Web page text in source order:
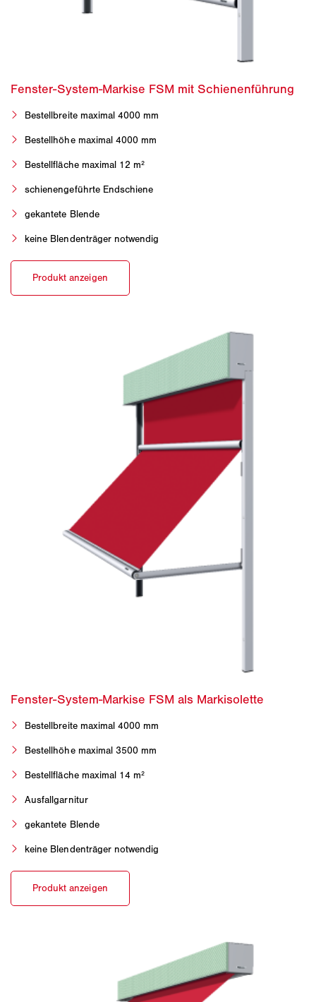
Bestellbreite maximal 4000 mm
Bestellhöhe maximal 4000 mm
Bestellfläche maximal 12 m²
schienengeführte Endschiene
gekantete Blende
keine Blendenträger notwendig
Bestellbreite maximal 4000 mm
Bestellhöhe maximal 3500 mm
Bestellfläche maximal 14 m²
Ausfallgarnitur
gekantete Blende
keine Blendenträger notwendig